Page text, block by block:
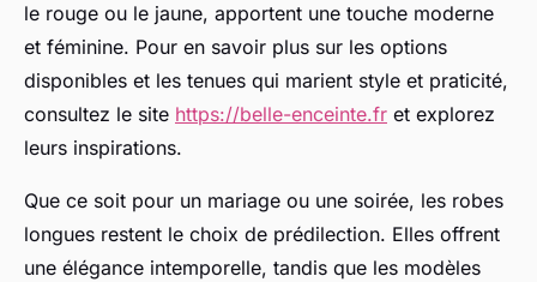
le rouge ou le jaune, apportent une touche moderne
et féminine. Pour en savoir plus sur les options
disponibles et les tenues qui marient style et praticité,
consultez le site https://belle-enceinte.fr et explorez
leurs inspirations.
Que ce soit pour un mariage ou une soirée, les robes
longues restent le choix de prédilection. Elles offrent
une élégance intemporelle, tandis que les modèles